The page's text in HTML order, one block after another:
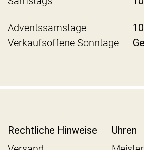
Adventssamstage
Verkaufsoffene Sonntage
Rechtliche Hinweise
Uhren